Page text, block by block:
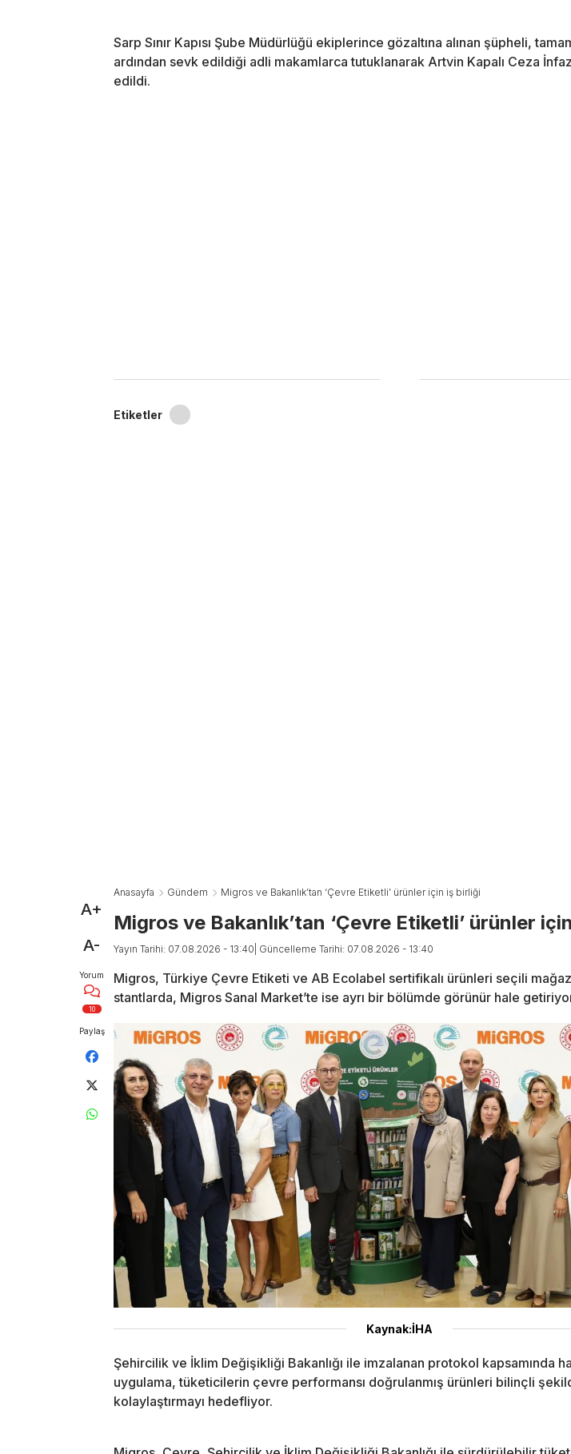
Sarp Sınır Kapısı Şube Müdürlüğü ekiplerince gözaltına alınan şüpheli,
ardından sevk edildiği adli makamlarca tutuklanarak Artvin Kapalı Ceza
edildi.
Etiketler
A+
A-
Yorum
10
Paylaş
Anasayfa Gündem Migros ve Bakanlık’tan ‘Çevre Etiketli’ ürünler için iş birliği
Migros ve Bakanlık’tan ‘Çevre Etiketli’ ürünler
Yayın Tarihi: 07.08.2026 - 13:40 | Güncelleme Tarihi: 07.08.2026 - 13:40
Migros, Türkiye Çevre Etiketi ve AB Ecolabel sertifikalı ürünleri seçili
stantlarda, Migros Sanal Market’te ise ayrı bir bölümde görünür hale
Kaynak:İHA
Şehircilik ve İklim Değişikliği Bakanlığı ile imzalanan protokol kapsamında
uygulama, tüketicilerin çevre performansı doğrulanmış ürünleri bilinçli
kolaylaştırmayı hedefliyor.